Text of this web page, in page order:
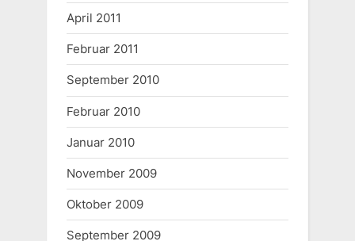
April 2011
Februar 2011
September 2010
Februar 2010
Januar 2010
November 2009
Oktober 2009
September 2009